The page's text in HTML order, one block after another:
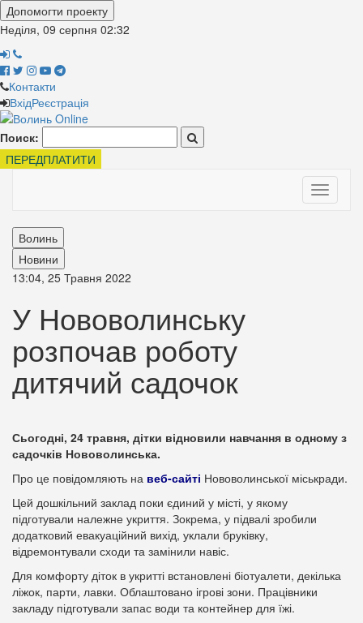
Допомогти проекту
Неділя, 09 серпня 02:32
Контакти
ВхідРеєстрація
Поиск:
ПЕРЕДПЛАТИТИ
Toggle
Волинь
Новини
13:04, 25 Травня 2022
У Нововолинську
розпочав роботу
дитячий садочок
Сьогодні, 24 травня, дітки відновили навчання в одному з
садочків Нововолинська.
Про це повідомляють на веб-сайті Нововолинської міськради.
Цей дошкільний заклад поки єдиний у місті, у якому
підготували належне укриття. Зокрема, у підвалі зробили
додатковий евакуаційний вихід, уклали бруківку,
відремонтували сходи та замінили навіс.
Для комфорту діток в укритті встановлені біотуалети, декілька
ліжок, парти, лавки. Облаштовано ігрові зони. Працівники
закладу підготували запас води та контейнер для їжі.